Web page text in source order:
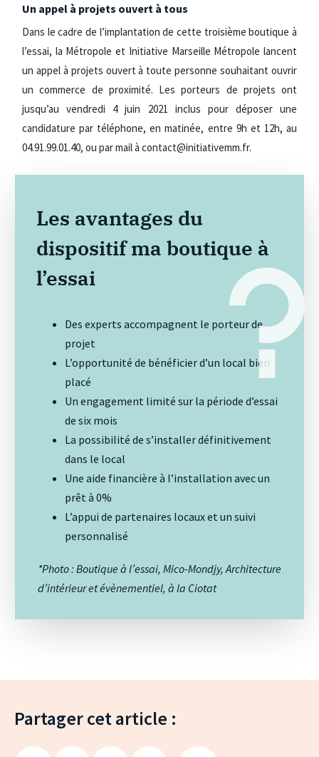
Un appel à projets ouvert à tous
Dans le cadre de l’implantation de cette troisième boutique à
l’essai, la Métropole et Initiative Marseille Métropole lancent
un appel à projets ouvert à toute personne souhaitant ouvrir
un commerce de proximité. Les porteurs de projets ont
jusqu’au vendredi 4 juin 2021 inclus pour déposer une
candidature par téléphone, en matinée, entre 9h et 12h, au
04.91.99.01.40, ou par mail à contact@initiativemm.fr.
Les avantages du
dispositif ma boutique à
l’essai
Des experts accompagnent le porteur de
projet
L’opportunité de bénéficier d’un local bien
placé
Un engagement limité sur la période d’essai
de six mois
La possibilité de s’installer définitivement
dans le local
Une aide financière à l’installation avec un
prêt à 0%
L’appui de partenaires locaux et un suivi
personnalisé
*Photo : Boutique à l’essai, Mico-Mondjy, Architecture
d’intérieur et évènementiel, à la Ciotat
Partager cet article :